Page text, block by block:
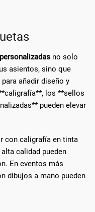
no solo
asientos, sino que
añadir diseño y
los **sellos
pueden elevar
con caligrafía en tinta
calidad pueden
En eventos más
dibujos a mano pueden